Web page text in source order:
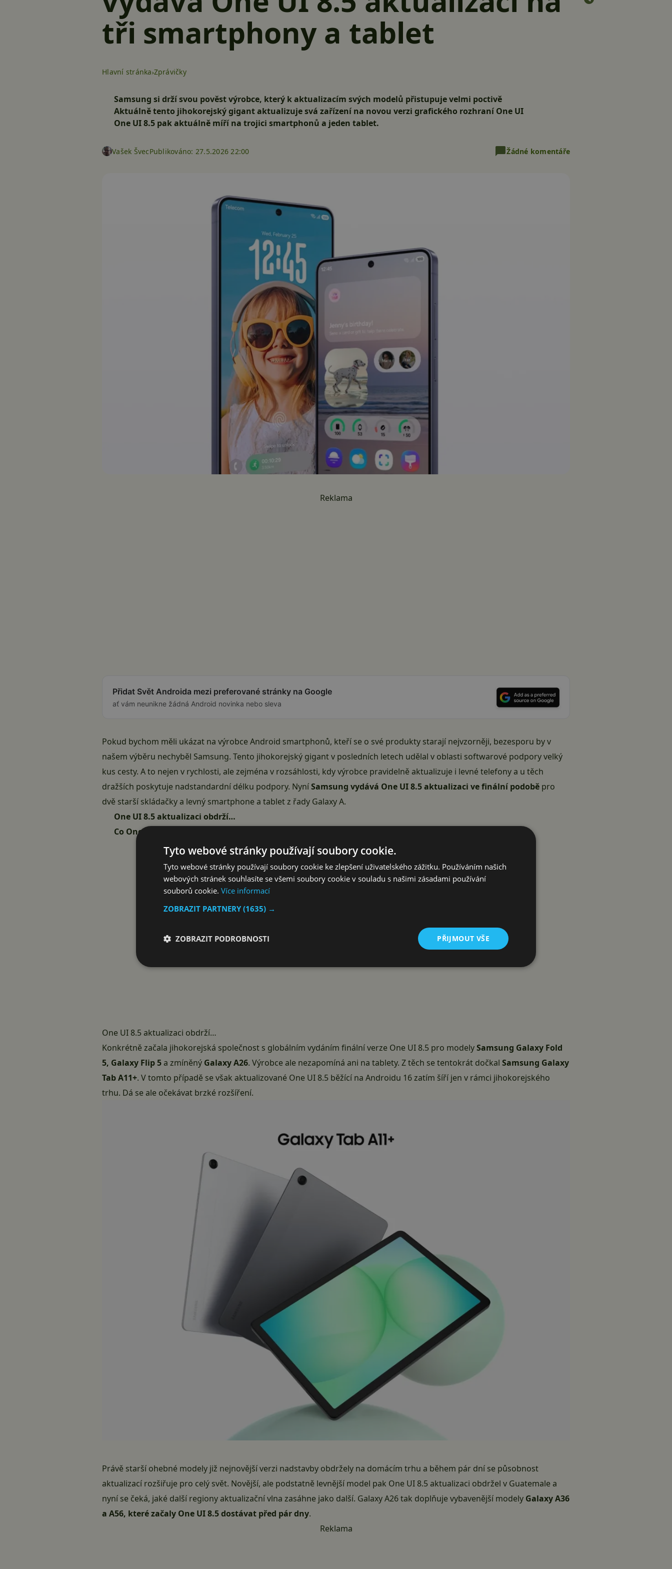
tři smartphony a tablet
Hlavní stránka Zprávičky
Samsung si drží svou pověst výrobce, který k aktualizacím svých modelů přistupuje velmi poctivě
Aktuálně tento jihokorejský gigant aktualizuje svá zařízení na novou verzi grafického rozhraní One UI
One UI 8.5 pak aktuálně míří na trojici smartphonů a jeden tablet.
Vašek ŠvecPublikováno: 27.5.2026 22:00 Žádné komentáře
Reklama
Přidat Svět Androida mezi preferované stránky na Google
ať vám neunikne žádná Android novinka nebo sleva
Pokud bychom měli ukázat na výrobce Android smartphonů, kteří se o své produkty starají nejvzorněji, bezesporu by v
našem výběru nechyběl Samsung. Tento jihokorejský gigant v posledních letech udělal v oblasti softwarové podpory velký
kus cesty. A to nejen v rychlosti, ale zejména v rozsáhlosti, kdy výrobce pravidelně aktualizuje i levné telefony a u těch
dražších poskytuje nadstandardní délku podpory. NyníSamsung vydává One UI 8.5 aktualizaci ve finální podobě pro
dvě starší skládačky a levný smartphone a tablet z řady Galaxy A.
One UI 8.5 aktualizaci obdrží…
Co One UI 8.5 přinese?
Reklama
One UI 8.5 aktualizaci obdrží…
Konkrétně začala jihokorejská společnost s globálním vydáním finální verze One UI 8.5 pro modelySamsung Galaxy Fold
5, Galaxy Flip 5a zmíněný Galaxy A26. Výrobce ale nezapomíná ani na tablety. Z těch se tentokrát dočkal Samsung Galaxy
Tab A11+. V tomto případě se však aktualizované One UI 8.5 běžící na Androidu 16 zatím šíří jen v rámci jihokorejského
trhu. Dá se ale očekávat brzké rozšíření.
Právě starší ohebné modely již nejnovější verzi nadstavby obdržely na domácím trhu a během pár dní se působnost
aktualizací rozšiřuje pro celý svět. Novější, ale podstatně levnější model pak One UI 8.5 aktualizaci obdržel v Guatemale a
nyní se čeká, jaké další regiony aktualizační vlna zasáhne jako další. Galaxy A26 tak doplňuje vybavenější modely Galaxy A36
a A56, které začaly One UI 8.5 dostávat před pár dny.
Reklama
Tyto webové stránky používají soubory cookie.
Tyto webové stránky používají soubory cookie ke zlepšení uživatelského zážitku. Používáním našich
webových stránek souhlasíte se všemi soubory cookie v souladu s našimi zásadami používání
souborů cookie. Více informací
ZOBRAZIT PARTNERY(1635) →
PŘIJMOUT VŠE
ZOBRAZIT PODROBNOSTI